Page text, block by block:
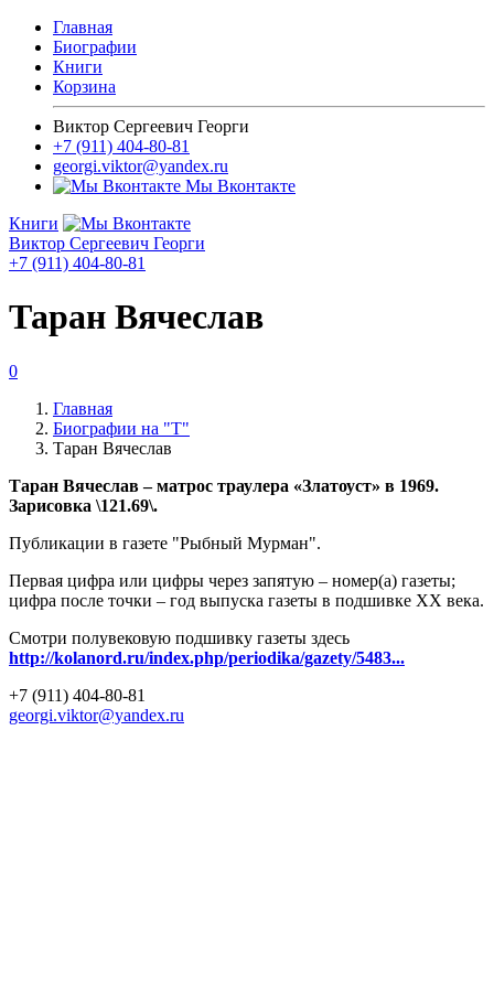
Главная
Биографии
Книги
Корзина
Виктор Сергеевич Георги
+7 (911) 404-80-81
georgi.viktor@yandex.ru
Мы Вконтакте
Книги
Виктор Сергеевич Георги
+7 (911) 404-80-81
Таран Вячеслав
0
Главная
Биографии на "Т"
Таран Вячеслав
Таран Вячеслав – матрос траулера «Златоуст» в 1969.
Зарисовка \121.69\.
Публикации в газете "Рыбный Мурман".
Первая цифра или цифры через запятую – номер(а) газеты;
цифра после точки – год выпуска газеты в подшивке ХХ века.
Смотри полувековую подшивку газеты здесь
http://kolanord.ru/index.php/periodika/gazety/5483...
+7 (911) 404-80-81
georgi.viktor@yandex.ru